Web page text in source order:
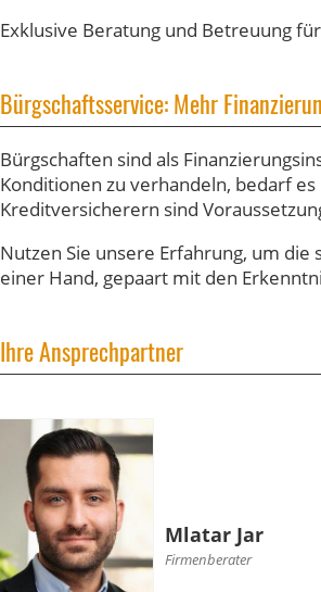
Exklusive Beratung und Betreuung
Bürgschaftsservice: Mehr
Bürgschaften sind als
Konditionen zu verhandeln, bedarf
Kreditversicherern sind
Nutzen Sie unsere Erfahrung, um
einer Hand, gepaart mit den
Ihre Ansprechpartner
Mlatar Jar
Firmenberater